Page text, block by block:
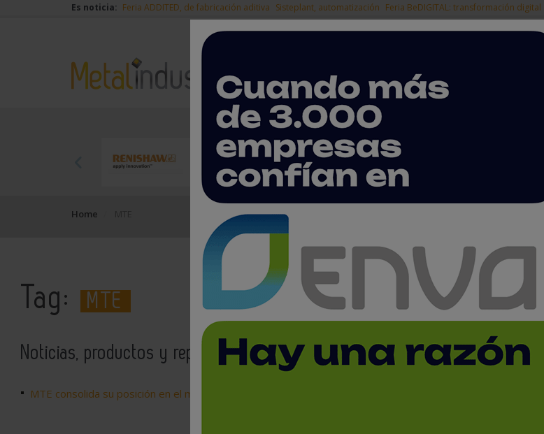
Es noticia: Feria ADDITED, de fabricación aditiva Sisteplant, automatización Feria BeDIGITAL: transformación digital
NOTICIAS PRODUCTOS
Home
Tag: MTE
Noticias, productos y reportajes relacionados a mte
MTE consolida su posición en el mercado nacional